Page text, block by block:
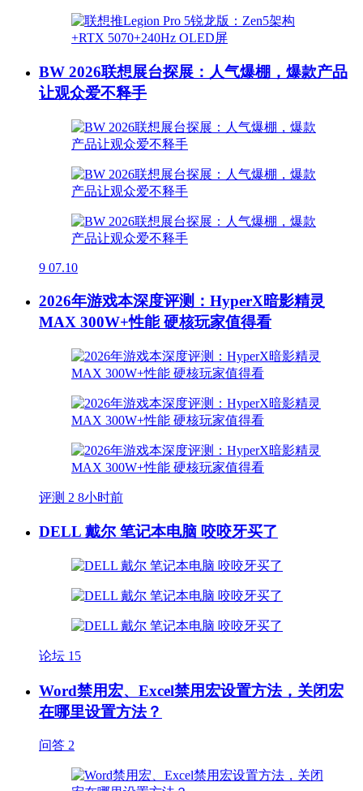
BW 2026联想展台探展：人气爆棚，爆款产品
让观众爱不释手
9 07.10
2026年游戏本深度评测：HyperX暗影精灵
MAX 300W+性能 硬核玩家值得看
评测 2 8小时前
DELL 戴尔 笔记本电脑 咬咬牙买了
论坛 15
Word禁用宏、Excel禁用宏设置方法，关闭宏
在哪里设置方法？
问答 2